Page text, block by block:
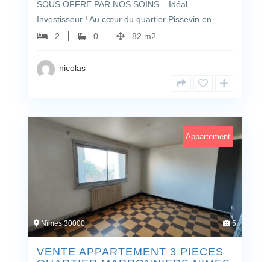
SOUS OFFRE PAR NOS SOINS – Idéal
Investisseur ! Au cœur du quartier Pissevin en…
2
0 82 m2
nicolas
Appartement
Nîmes 30000 5
VENTE APPARTEMENT 3 PIECES